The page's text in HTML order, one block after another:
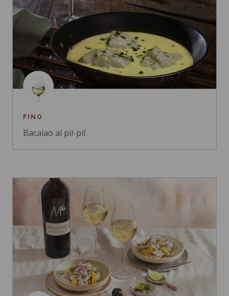
FINO
Bacalao al pil-pil